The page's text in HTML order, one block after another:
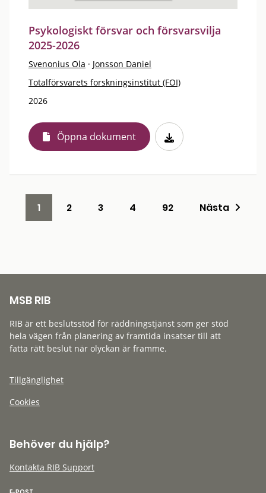
Psykologiskt försvar och försvarsvilja
2025-2026
Svenonius Ola · Jonsson Daniel
Totalförsvarets forskningsinstitut (FOI)
2026
Öppna dokument
1 2 3 4 92 Nästa
MSB RIB
RIB är ett beslutsstöd för räddningstjänst som ger stöd
hela vägen från planering av framtida insatser till att
fatta rätt beslut när olyckan är framme.
Tillgänglighet
Cookies
Behöver du hjälp?
Kontakta RIB Support